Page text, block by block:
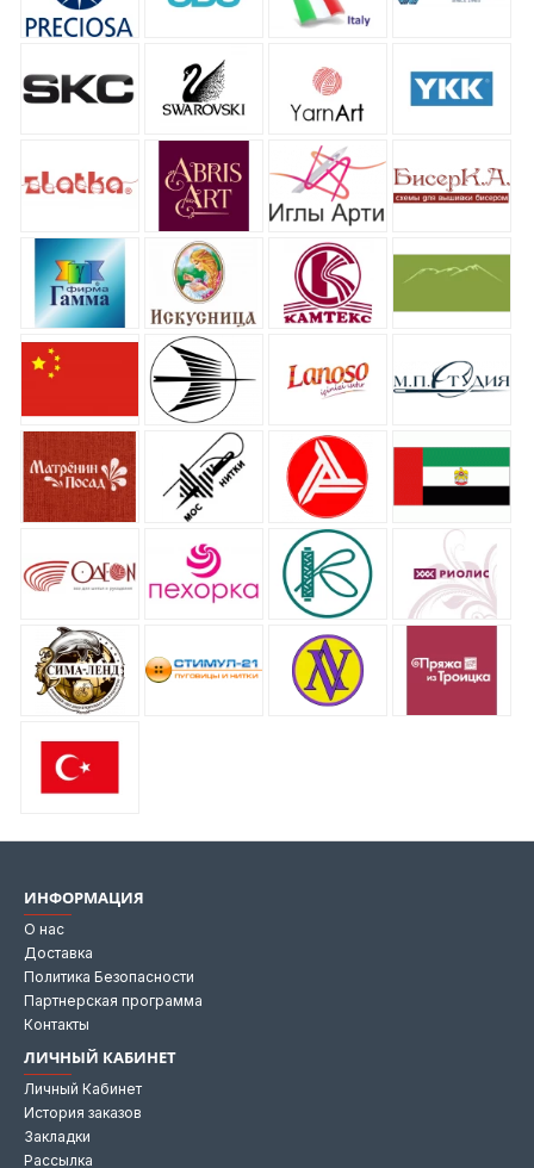
ИНФОРМАЦИЯ
О нас
Доставка
Политика Безопасности
Партнерская программа
Контакты
ЛИЧНЫЙ КАБИНЕТ
Личный Кабинет
История заказов
Закладки
Рассылка